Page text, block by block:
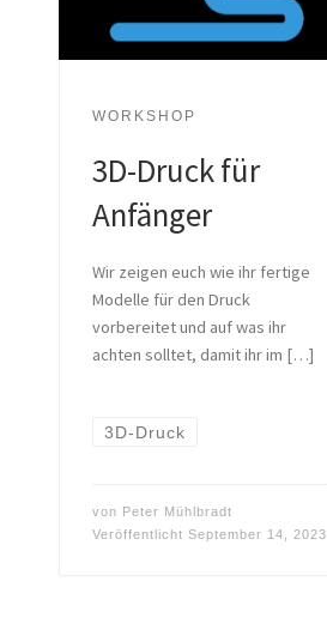
WORKSHOP
3D-Druck für
Anfänger
Wir zeigen euch wie ihr fertige
Modelle für den Druck
vorbereitet und auf was ihr
achten solltet, damit ihr im […]
3D-Druck
von Peter Mühlbradt
Veröffentlicht September 14, 2023